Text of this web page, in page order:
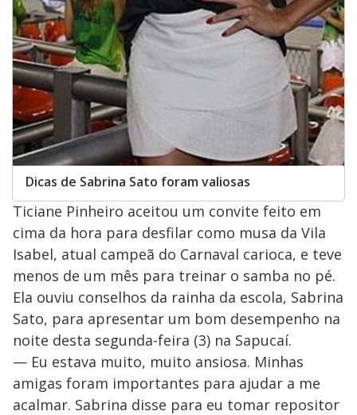
Dicas de Sabrina Sato foram valiosas
Ticiane Pinheiro aceitou um convite feito em
cima da hora para desfilar como musa da Vila
Isabel, atual campeã do Carnaval carioca, e teve
menos de um mês para treinar o samba no pé.
Ela ouviu conselhos da rainha da escola, Sabrina
Sato, para apresentar um bom desempenho na
noite desta segunda-feira (3) na Sapucaí.
— Eu estava muito, muito ansiosa. Minhas
amigas foram importantes para ajudar a me
acalmar. Sabrina disse para eu tomar repositor